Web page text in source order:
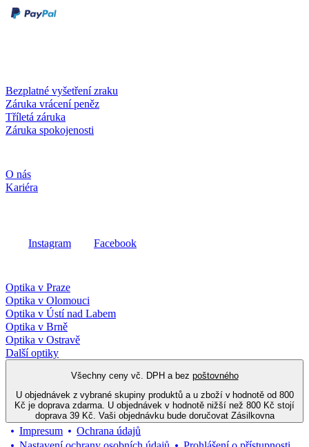
Bezplatné vyšetření zraku
Záruka vrácení peněz
Tříletá záruka
Záruka spokojenosti
O nás
Kariéra
Instagram Facebook
Optika v Praze
Optika v Olomouci
Optika v Ústí nad Labem
Optika v Brně
Optika v Ostravě
Další optiky
Všechny ceny vč. DPH a bez poštovného
U objednávek z vybrané skupiny produktů a u zboží v hodnotě od 800
Kč je doprava zdarma. U objednávek v hodnotě nižší než 800 Kč stojí
doprava 39 Kč. Vaši objednávku bude doručovat Zásilkovna
Impresum
Ochrana údajů